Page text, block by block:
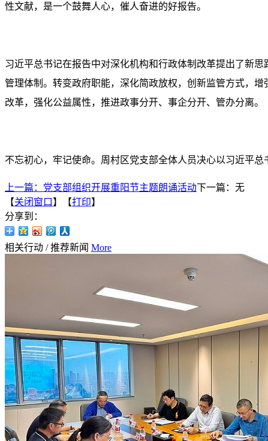
性文献，是一个鼓舞人心，催人奋进的好报告。
习近平总书记在报告中对深化机构和行政体制改革提出了新
管理体制。转变政府职能，深化简政放权，创新监管方式，
改革，强化公益属性，推进政事分开、事企分开、管办分离。
不忘初心，牢记使命。周村区党支部全体人员决心以习近平
上一篇： 党支部组织开展重阳节主题朗诵活动下一篇：无
【关闭窗口 】【打印】
分享到：
相关行动 / 推荐新闻 More